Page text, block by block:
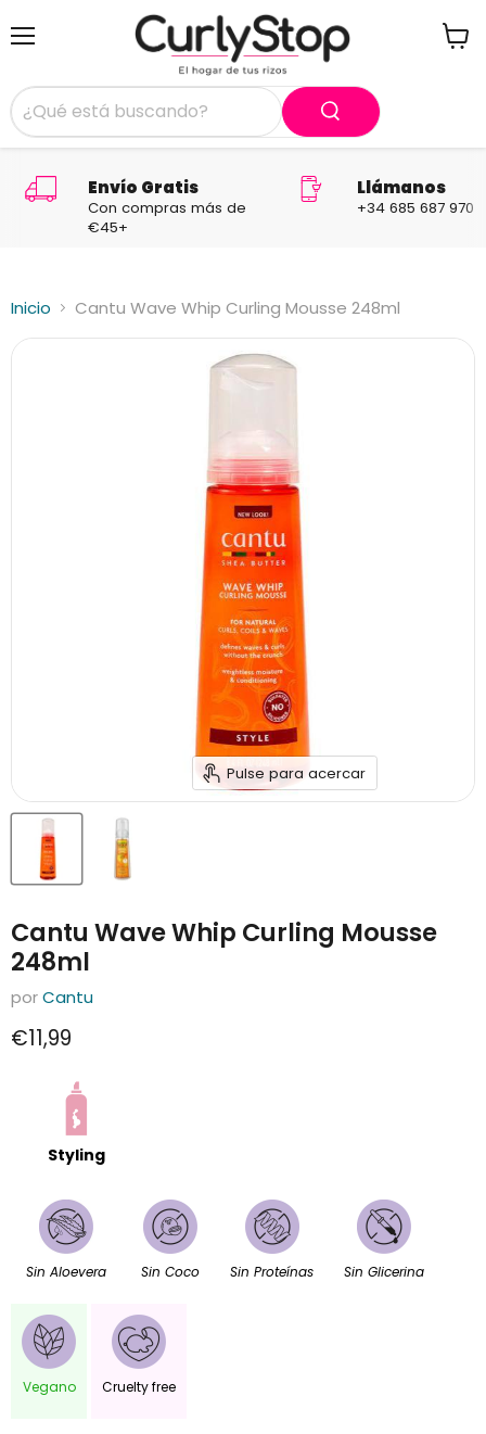
Envío Gratis
Con compras más de
€45+
Llámanos
+34 685 687 970
Inicio Cantu Wave Whip Curling Mousse 248ml
Pulse para acercar
Cantu Wave Whip Curling Mousse
248ml
porCantu
Precio actual
€11,99
Styling
Sin Aloevera Sin Coco Sin Proteínas Sin Glicerina
Vegano Cruelty free